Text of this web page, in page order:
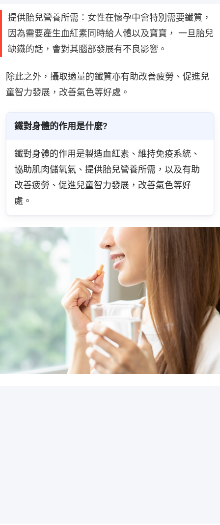
提供胎兒營養所需：女性在懷孕中會特別需要鐵質，
因為需要產生血紅素同時給人體以及寶寶， 一旦胎兒
缺鐵的話，會對其腦部發展有不良影響。
除此之外，攝取適量的鐵質亦有助改善疲勞、促進兒
童智力發展，改善氣色等好處。
鐵對身體的作用是什麼?
鐵對身體的作用是製造血紅素、維持免疫系統、
協助肌肉儲氧氣、提供胎兒營養所需，以及有助
改善疲勞、促進兒童智力發展，改善氣色等好
處。